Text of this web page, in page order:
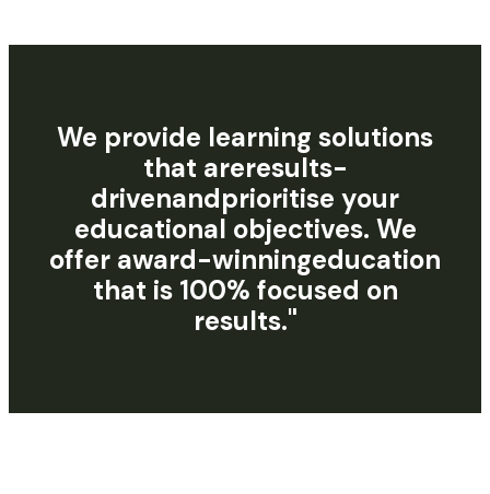
We provide learning solutions
that areresults-
drivenandprioritise your
educational objectives. We
offer award-winningeducation
that is 100% focused on
results."